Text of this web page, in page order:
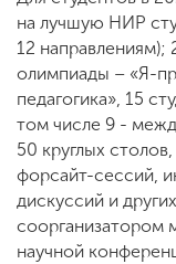
на лучшую НИР
12 направлениям);
олимпиады – «Я-
педагогика», 15
том числе 9 -
50 круглых
форсайт-сессий,
дискуссий и
соорганизатором
научной